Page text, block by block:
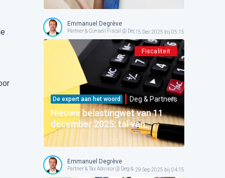
boekhouding in gevaar te
brengenEmmanuel Degrève
Partner & Conseil Fiscal @ Deg & Partners15 Dec 2025 bij 05:15
Fiscaliteit
De expert aan het woord Deg & Partners
Nieuwe belastingwet van 11
december 2025: tal van
maatregelen die uw dagelijks
leven en koopkracht zullen
veranderen!
Emmanuel Degrève
Partner & Tax Advisor @ Deg & Partners29 Sep 2025 bij 04:15